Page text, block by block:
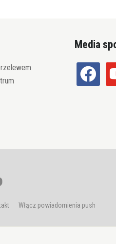
Media
facebook
Włącz powiadomienia push